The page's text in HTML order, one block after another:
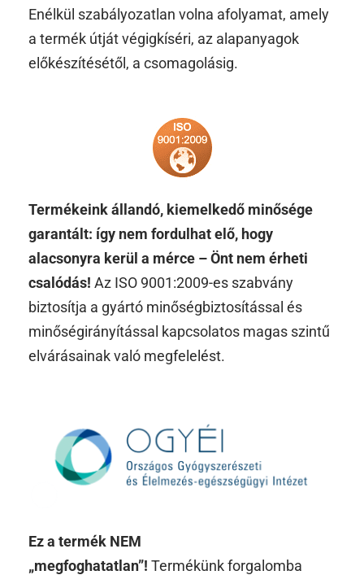
Enélkül szabályozatlan volna afolyamat, amely
a termék útját végigkíséri, az alapanyagok
előkészítésétől, a csomagolásig.
Termékeink állandó, kiemelkedő minősége
garantált: így nem fordulhat elő, hogy
alacsonyra kerül a mérce – Önt nem érheti
csalódás! Az ISO 9001:2009-es szabvány
biztosítja a gyártó minőségbiztosítással és
minőségirányítással kapcsolatos magas szintű
elvárásainak való megfelelést.
Ez a termék NEM
„megfoghatatlan”! Termékünk forgalomba